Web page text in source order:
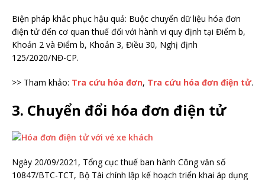
Biện pháp khắc phục hậu quả: Buộc chuyển dữ liệu hóa đơn
điện tử đến cơ quan thuế đối với hành vi quy định tại Điểm b,
Khoản 2 và Điểm b, Khoản 3, Điều 30, Nghị định
125/2020/NĐ-CP.
>> Tham khảo: Tra cứu hóa đơn, Tra cứu hóa đơn điện tử.
3. Chuyển đổi hóa đơn điện tử
Ngày 20/09/2021, Tổng cục thuế ban hành Công văn số
10847/BTC-TCT, Bộ Tài chính lập kế hoạch triển khai áp dụng